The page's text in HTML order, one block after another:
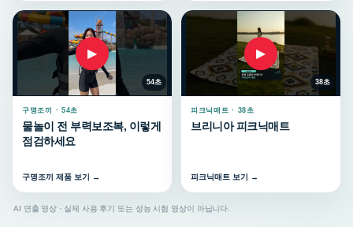
▶
54초
구명조끼 · 54초
물놀이 전 부력보조복, 이렇게
점검하세요
구명조끼 제품 보기 →
▶
38초
피크닉매트 · 38초
브리니아 피크닉매트
피크닉매트 보기 →
AI 연출 영상 · 실제 사용 후기 또는 성능 시험 영상이 아닙니다.